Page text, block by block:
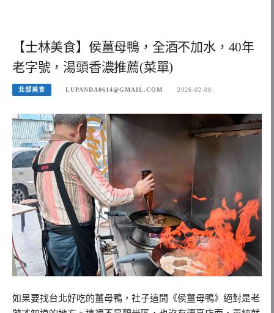
【士林美食】侯薑母鴨，全酒不加水，40年
老字號，湯頭香濃推薦(菜單)
北部美食 LUPANDA0614@GMAIL.COM 2026-02-08
如果要找台北好吃的薑母鴨，社子這間《侯薑母鴨》絕對是老